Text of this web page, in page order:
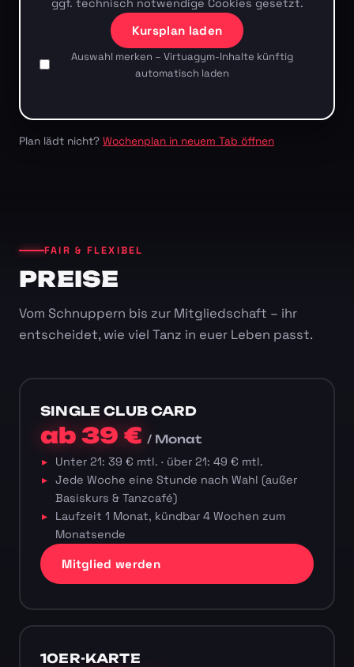
ggf. technisch notwendige Cookies gesetzt.
Kursplan laden
Auswahl merken – Virtuagym-Inhalte künftig
automatisch laden
Plan lädt nicht? Wochenplan in neuem Tab öffnen
FAIR & FLEXIBEL
PREISE
Vom Schnuppern bis zur Mitgliedschaft – ihr
entscheidet, wie viel Tanz in euer Leben passt.
SINGLE CLUB CARD
ab 39 €/ Monat
Unter 21: 39 € mtl. · über 21: 49 € mtl.
Jede Woche eine Stunde nach Wahl (außer
Basiskurs & Tanzcafé)
Laufzeit 1 Monat, kündbar 4 Wochen zum
Monatsende
Mitglied werden
10ER-KARTE